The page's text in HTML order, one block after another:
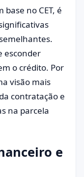
no CET, é
esconder
o crédito. Por
visão mais
contratação e
na parcela
e